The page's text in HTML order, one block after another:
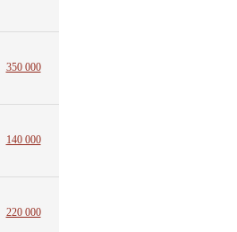
350 000
140 000
220 000